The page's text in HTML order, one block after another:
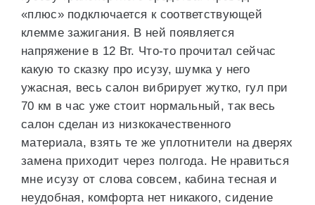
«плюс» подключается к соответствующей
клемме зажигания. В ней появляется
напряжение в 12 Вт. Что-то прочитал сейчас
какую то сказку про исузу, шумка у него
ужасная, весь салон вибрирует жутко, гул при
70 км в час уже стоит нормальный, так весь
салон сделан из низкокачественного
материала, взять те же уплотнители на дверях
замена приходит через полгода. Не нравиться
мне исузу от слова совсем, кабина тесная и
неудобная, комфорта нет никакого, сидение